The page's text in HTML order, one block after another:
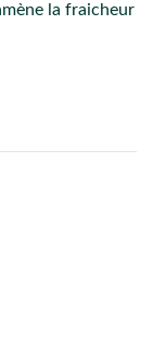
la fraicheur